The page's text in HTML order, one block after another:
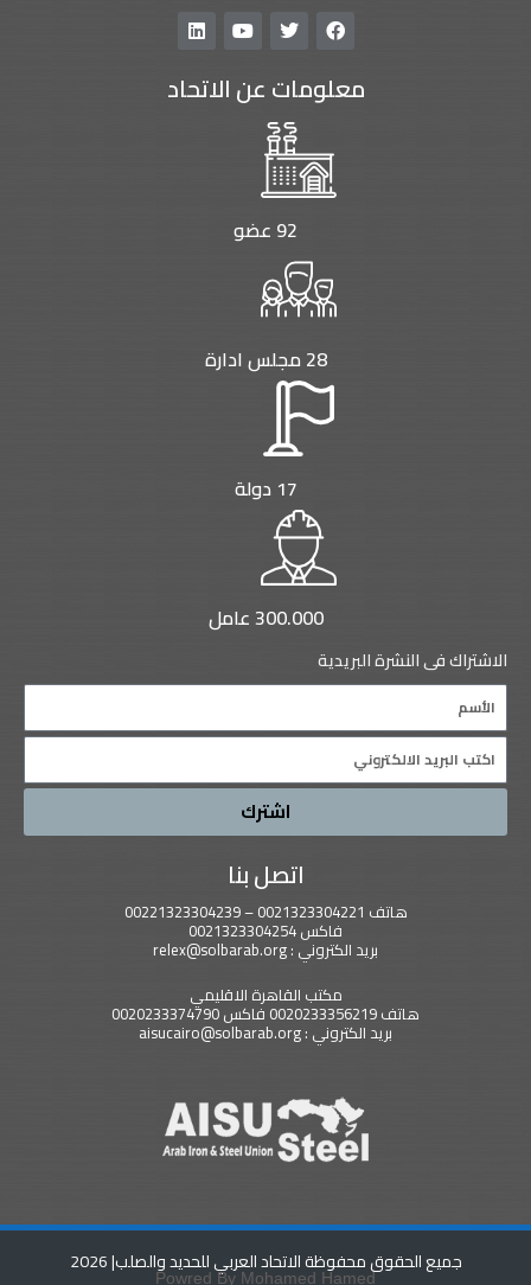
F
a
e
b
k
T
t
t
e
r
Y
o
t
u
L
i
k
e
معلومات عن الاتحاد
92 عضو
28 مجلس ادارة
17 دولة
300.000 عامل
الاشتراك فى النشرة البريدية
Name
Email
اشترك
اتصل بنا
هاتف 0021323304221 – 00221323304239
فاكس 0021323304254
بريد الكتروني : relex@solbarab.org
مكتب القاهرة الاقليمي
هاتف 0020233356219 فاكس 0020233374790
بريد الكتروني : aisucairo@solbarab.org
جميع الحقوق محفوظة الاتحاد العربي للحديد والصلب| 2026
Powred By Mohamed Hamed